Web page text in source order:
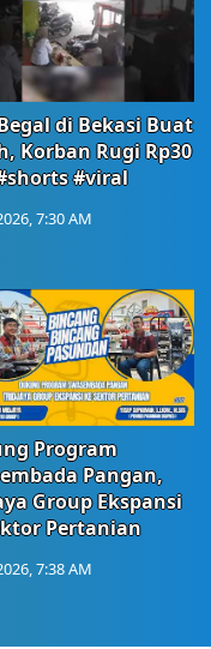
di Bekasi Buat
Korban Rugi Rp30
#viral
7:30 AM
Program
Pangan,
Group Ekspansi
Pertanian
7:38 AM